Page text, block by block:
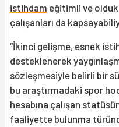
istihdam eğitimli ve
çalışanları da
“İkinci gelişme, esnek
desteklenerek
sözleşmesiyle belirli bir
bu araştırmadaki spor
hesabına çalışan
faaliyette bulunma